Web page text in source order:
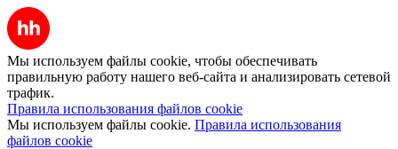
Мы используем файлы cookie, чтобы обеспечивать
правильную работу нашего веб-сайта и анализировать сетевой
трафик.
Правила использования файлов cookie
Мы используем файлы cookie. Правила использования
файлов cookie